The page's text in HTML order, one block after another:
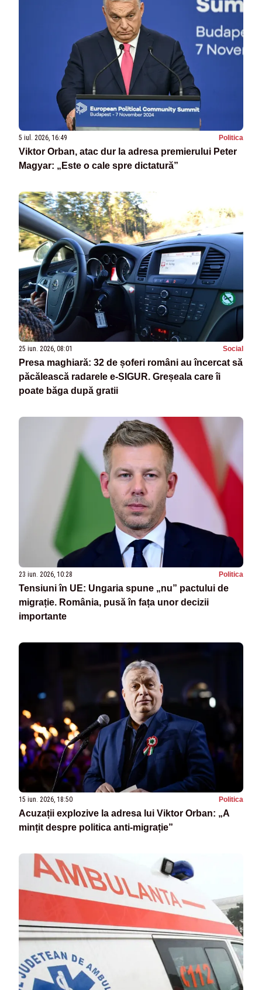
5 iul. 2026, 16:49 Politica
Viktor Orban, atac dur la adresa premierului Peter
Magyar: „Este o cale spre dictatură”
25 iun. 2026, 08:01 Social
Presa maghiară: 32 de șoferi români au încercat să
păcălească radarele e-SIGUR. Greșeala care îi
poate băga după gratii
23 iun. 2026, 10:28 Politica
Tensiuni în UE: Ungaria spune „nu” pactului de
migrație. România, pusă în fața unor decizii
importante
15 iun. 2026, 18:50 Politica
Acuzații explozive la adresa lui Viktor Orban: „A
mințit despre politica anti-migrație”